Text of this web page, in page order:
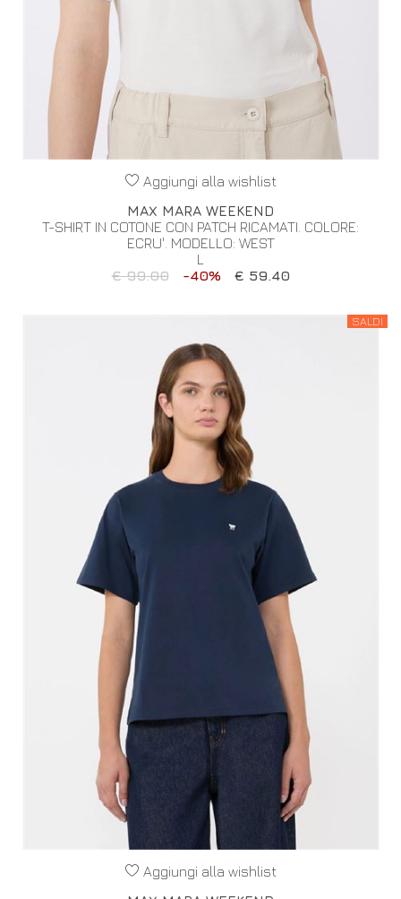
Aggiungi alla wishlist
MAX MARA WEEKEND
T-SHIRT IN COTONE CON PATCH RICAMATI. COLORE:
ECRU'. MODELLO: WEST
L
€ 99.00
-40% € 59.40
SALDI
Aggiungi alla wishlist